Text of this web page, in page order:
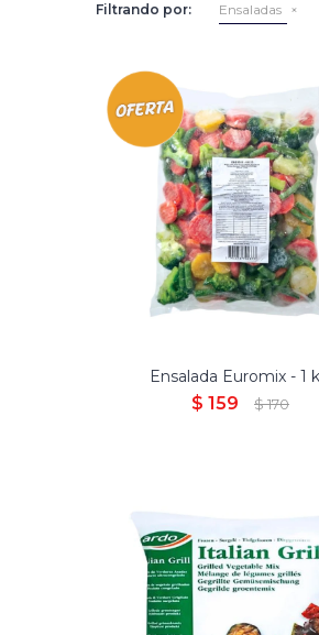
Filtrando por: Ensaladas
Chaucha, Brócoli y
Ensalada Euromix - 1
$ 159 $ 170